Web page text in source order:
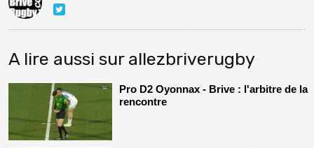
A lire aussi sur allezbriverugby
Pro D2 Oyonnax - Brive : l'arbitre de la
rencontre